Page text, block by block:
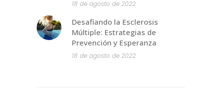
18 de agosto de 2022
Desafiando la Esclerosis
Múltiple: Estrategias de
Prevención y Esperanza
18 de agosto de 2022